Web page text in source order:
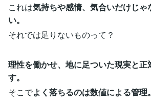
これは気持ちや感情、気合いだけじゃ
い。
それでは足りないものって？
理性を働かせ、地に足ついた現実と正
す。
そこでよく落ちるのは数値による管理。